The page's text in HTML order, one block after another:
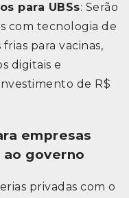
para UBSs: Serão
com tecnologia de
para vacinas,
digitais e
de R$
empresas
governo
privadas com o